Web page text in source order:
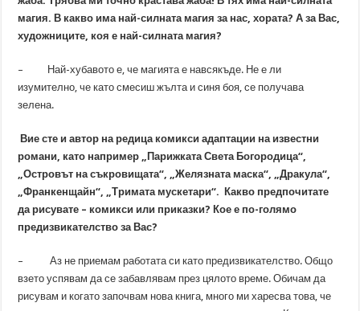
магия. В какво има най-силната магия за нас, хората? А за Вас,
художниците, коя е най-силната магия?
– Най-хубавото е, че магията е навсякъде. Не е ли
изумително, че като смесиш жълта и синя боя, се получава
зелена.
Вие сте и автор на редица комикси адаптации на известни
романи, като например „Парижката Света Богородица“,
„Островът на съкровищата“, „Желязната маска“, „Дракула“,
„Франкенщайн“, „Тримата мускетари“. Какво предпочитате
да рисувате – комикси или приказки? Кое е по-голямо
предизвикателство за Вас?
– Аз не приемам работата си като предизвикателство. Общо
взето успявам да се забавлявам през цялото време. Обичам да
рисувам и когато започвам нова книга, много ми харесва това, че